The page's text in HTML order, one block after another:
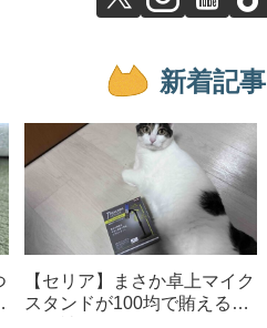
新着記事
【セリア】まさか卓上マイク
スタンドが100均で賄えるな